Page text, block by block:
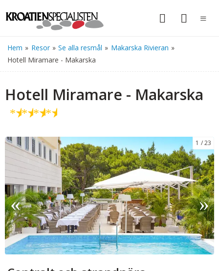
Hem » Resor » Se alla resmål » Makarska Rivieran »
Hotell Miramare - Makarska
Hotell Miramare - Makarska
★★★★
1 23